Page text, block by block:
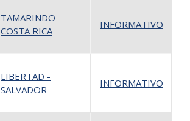
TAMARINDO -
COSTA RICA
INFORMATIVO
LIBERTAD -
SALVADOR
INFORMATIVO